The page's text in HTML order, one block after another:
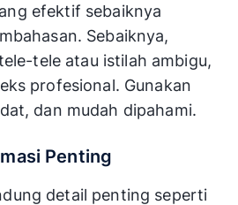
efektif sebaiknya
Sebaiknya,
tele atau istilah ambigu,
profesional. Gunakan
dan mudah dipahami.
Penting
detail penting seperti